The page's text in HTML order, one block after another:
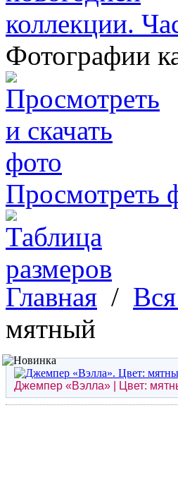
Фотографии
Просмотреть
Главная /
мятный
Джемпер «Вэлла» | Цвет: